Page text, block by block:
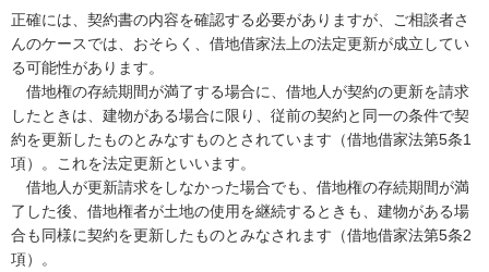
正確には、契約書の内容を確認する必要がありますが、ご相談者さ
んのケースでは、おそらく、借地借家法上の法定更新が成立してい
る可能性があります。
借地権の存続期間が満了する場合に、借地人が契約の更新を請求
したときは、建物がある場合に限り、従前の契約と同一の条件で契
約を更新したものとみなすものとされています（借地借家法第5条1
項）。これを法定更新といいます。
借地人が更新請求をしなかった場合でも、借地権の存続期間が満
了した後、借地権者が土地の使用を継続するときも、建物がある場
合も同様に契約を更新したものとみなされます（借地借家法第5条2
項）。